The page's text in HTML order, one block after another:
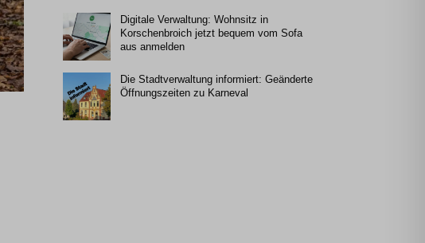
Digitale Verwaltung: Wohnsitz in
Korschenbroich jetzt bequem vom Sofa
aus anmelden
Die Stadtverwaltung informiert: Geänderte
Öffnungszeiten zu Karneval